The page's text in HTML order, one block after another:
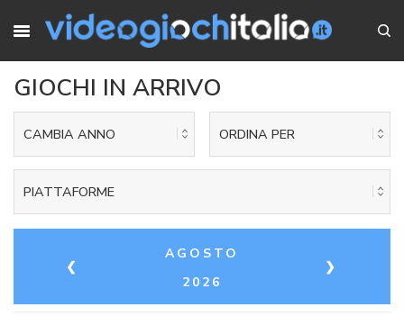
GIOCHI IN ARRIVO
CAMBIA ANNO ORDINA PER
PIATTAFORME
❮ ❯
AGOSTO
2026